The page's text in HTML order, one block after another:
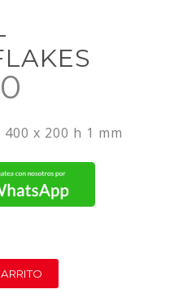
400 x 200 h 1 mm